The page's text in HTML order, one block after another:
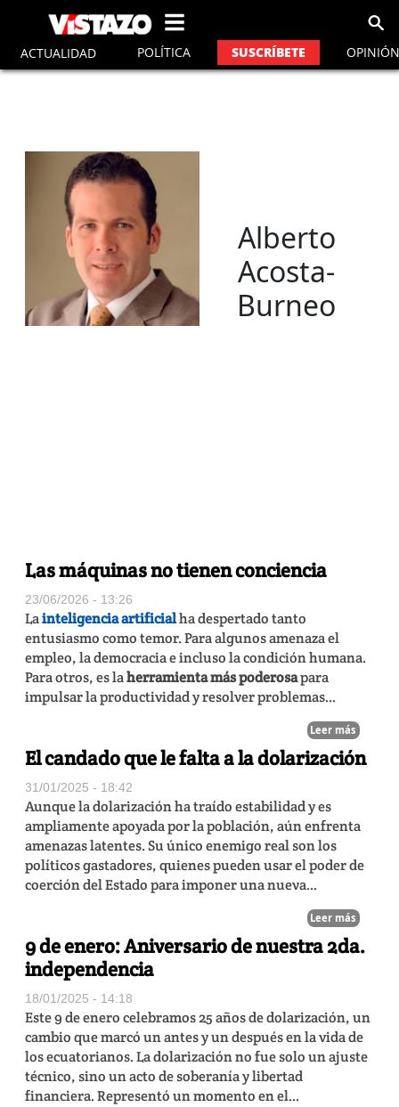
vistazo
ACTUALIDAD POLÍTICA SUSCRÍBETE OPINIÓN
Alberto
Acosta-
Burneo
Las máquinas no tienen conciencia
23/06/2026 - 13:26
Lainteligencia artificialha despertado tanto
entusiasmo como temor. Para algunos amenaza el
empleo, la democracia e incluso la condición humana.
Para otros, es laherramienta más poderosapara
impulsar la productividad y resolver problemas...
Leer más
El candado que le falta a la dolarización
31/01/2025 - 18:42
Aunque la dolarización ha traído estabilidad y es
ampliamente apoyada por la población, aún enfrenta
amenazas latentes. Su único enemigo real son los
políticos gastadores, quienes pueden usar el poder de
coerción del Estado para imponer una nueva...
Leer más
9 de enero: Aniversario de nuestra 2da.
independencia
18/01/2025 - 14:18
Este 9 de enero celebramos 25 años de dolarización, un
cambio que marcó un antes y un después en la vida de
los ecuatorianos. La dolarización no fue solo un ajuste
técnico, sino un acto de soberanía y libertad
financiera. Representó un momento en el...